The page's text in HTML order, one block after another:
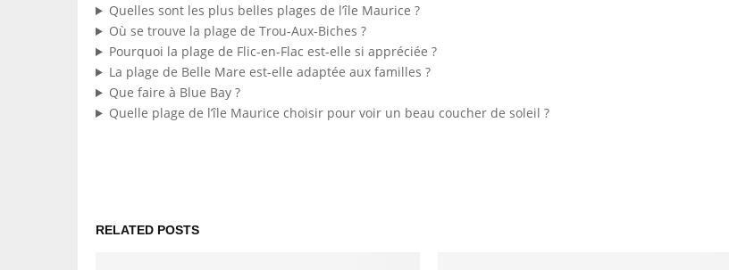
Quelles sont les plus belles plages de l’île Maurice ?
Où se trouve la plage de Trou-Aux-Biches ?
Pourquoi la plage de Flic-en-Flac est-elle si appréciée ?
La plage de Belle Mare est-elle adaptée aux familles ?
Que faire à Blue Bay ?
Quelle plage de l’île Maurice choisir pour voir un beau coucher de soleil ?
RELATED POSTS